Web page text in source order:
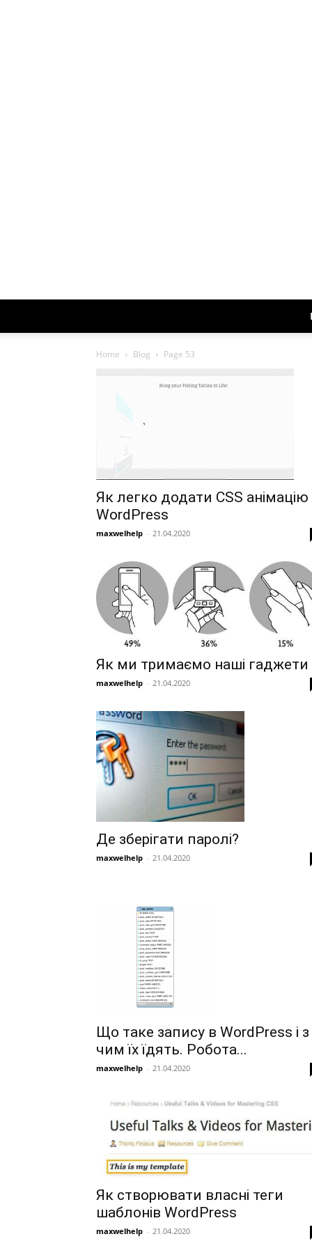
Home Blog Page 53
Як легко додати CSS анімацію
WordPress
maxwelhelp - 21.04.2020
Як ми тримаємо наші гаджети
maxwelhelp - 21.04.2020
Де зберігати паролі?
maxwelhelp - 21.04.2020
Що таке запису в WordPress і з
чим їх їдять. Робота...
maxwelhelp - 21.04.2020
Як створювати власні теги
шаблонів WordPress
maxwelhelp - 21.04.2020